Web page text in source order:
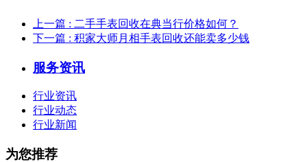
上一篇 : 二手手表回收在典当行价格如何？
下一篇 : 积家大师月相手表回收还能卖多少钱
服务资讯
行业资讯
行业动态
行业新闻
为您推荐